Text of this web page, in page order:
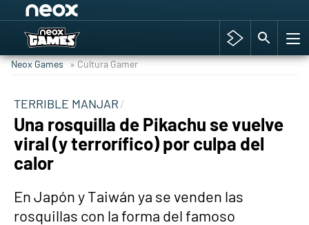
Hyrule Warriors: La Era del Cataclismo
Cyberpunk 2077
Hyrule Warriors
Neox Games » Cultura Gamer
TERRIBLE MANJAR
Una rosquilla de Pikachu se vuelve
viral (y terrorífico) por culpa del
calor
En Japón y Taiwán ya se venden las
rosquillas con la forma del famoso